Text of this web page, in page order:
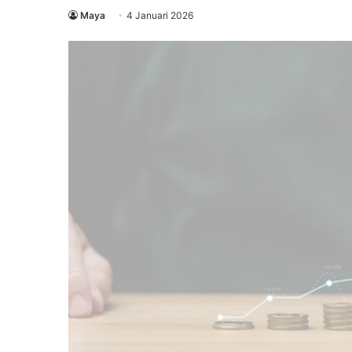
Maya 4 Januari 2026